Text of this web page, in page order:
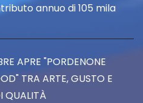
annuo di 105 mila
APRE "PORDENONE
TRA ARTE, GUSTO E
QUALITÀ